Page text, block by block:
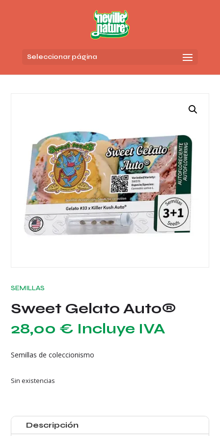
Seleccionar página
SEMILLAS
Sweet Gelato Auto®
28,00 € Incluye IVA
Semillas de coleccionismo
Sin existencias
Descripción